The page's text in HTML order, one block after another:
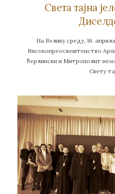
Света тајна
На Велику среду, 16.
Високопреосвештенство
берлински и Митрополит
Свету